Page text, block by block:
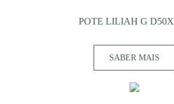
POTE LILIAH G
SABER MAIS